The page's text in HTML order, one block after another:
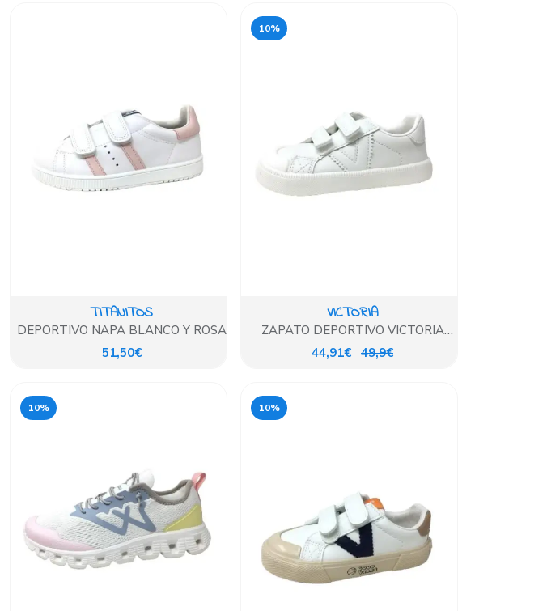
TITANITOS
DEPORTIVO NAPA BLANCO Y ROSA
51,50€
10%
VICTORIA
ZAPATO DEPORTIVO VICTORIA
BLANCO
44,91€ 49,9€
10% 10%